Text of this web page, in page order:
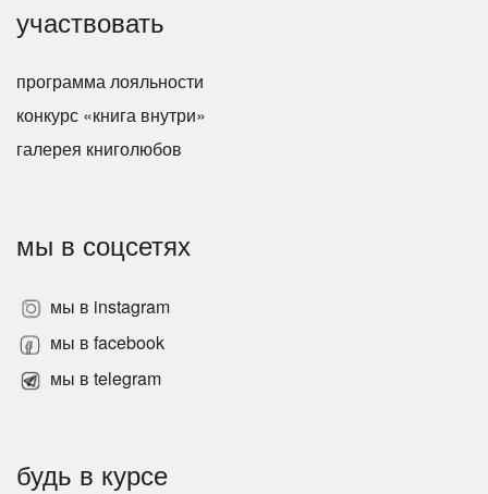
участвовать
программа лояльности
конкурс «книга внутри»
галерея книголюбов
мы в соцсетях
мы в instagram
мы в facebook
мы в telegram
будь в курсе